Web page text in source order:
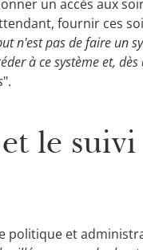
un accès aux
fournir ces
n'est pas de faire un
à ce système et,
".
le suivi
politique et